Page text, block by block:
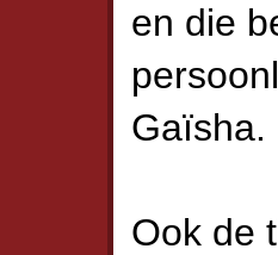
en die
Gaïsha.
Ook de